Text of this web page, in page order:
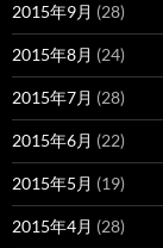
2015年9月 (28)
2015年8月 (24)
2015年7月 (28)
2015年6月 (22)
2015年5月 (19)
2015年4月 (28)